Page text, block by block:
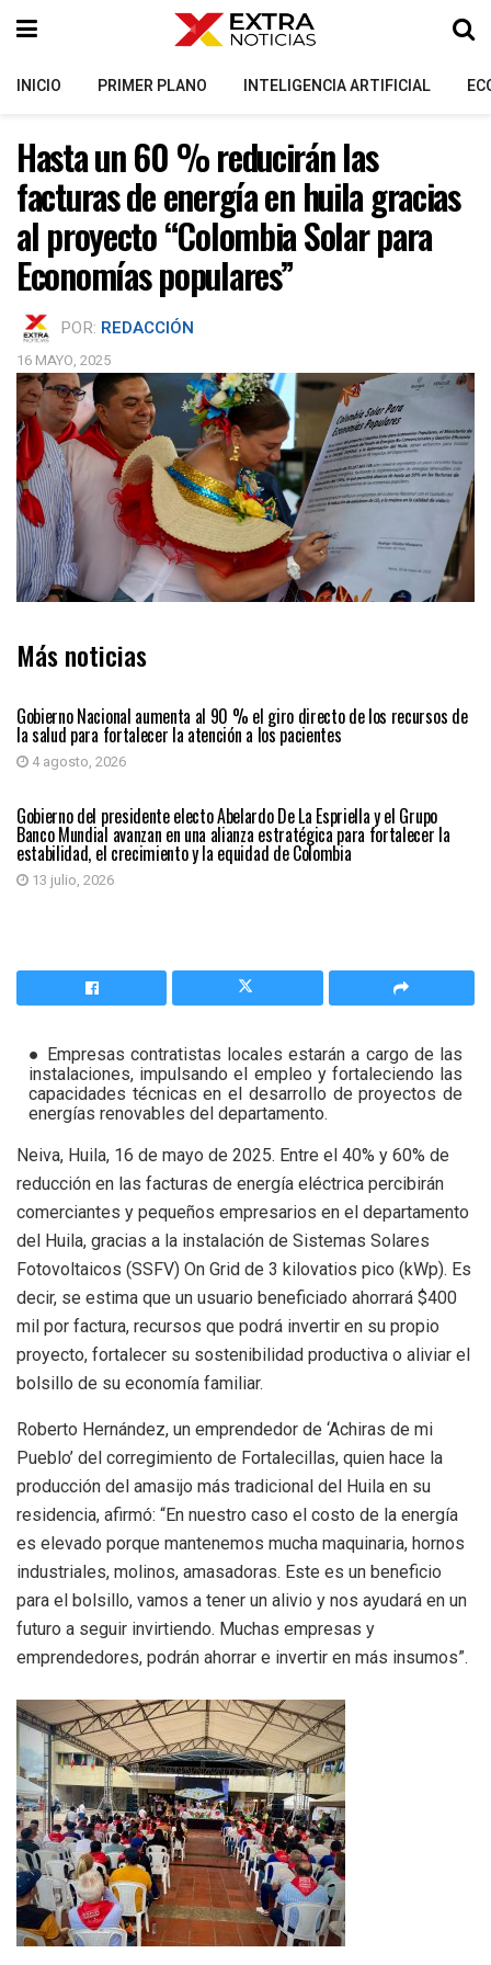
INICIO PRIMER PLANO INTELIGENCIA ARTIFICIAL
Hasta un 60 % reducirán las
facturas de energía en huila gracias
al proyecto “Colombia Solar para
Economías populares”
POR: REDACCIÓN
16 MAYO, 2025
Más noticias
Gobierno Nacional aumenta al 90 % el giro directo de los recursos de
la salud para fortalecer la atención a los pacientes
4 agosto, 2026
PAÍS
Gobierno del presidente electo Abelardo De La Espriella y el Grupo
Banco Mundial avanzan en una alianza estratégica para fortalecer la
estabilidad, el crecimiento y la equidad de Colombia
13 julio, 2026
● Empresas contratistas locales estarán a cargo de las
instalaciones, impulsando el empleo y fortaleciendo las
capacidades técnicas en el desarrollo de proyectos de
energías renovables del departamento.
Neiva, Huila, 16 de mayo de 2025. Entre el 40% y 60% de
reducción en las facturas de energía eléctrica percibirán
comerciantes y pequeños empresarios en el departamento
del Huila, gracias a la instalación de Sistemas Solares
Fotovoltaicos (SSFV) On Grid de 3 kilovatios pico (kWp). Es
decir, se estima que un usuario beneficiado ahorrará $400
mil por factura, recursos que podrá invertir en su propio
proyecto, fortalecer su sostenibilidad productiva o aliviar el
bolsillo de su economía familiar.
Roberto Hernández, un emprendedor de ‘Achiras de mi
Pueblo’ del corregimiento de Fortalecillas, quien hace la
producción del amasijo más tradicional del Huila en su
residencia, afirmó: “En nuestro caso el costo de la energía
es elevado porque mantenemos mucha maquinaria, hornos
industriales, molinos, amasadoras. Este es un beneficio
para el bolsillo, vamos a tener un alivio y nos ayudará en un
futuro a seguir invirtiendo. Muchas empresas y
emprendedores, podrán ahorrar e invertir en más insumos”.